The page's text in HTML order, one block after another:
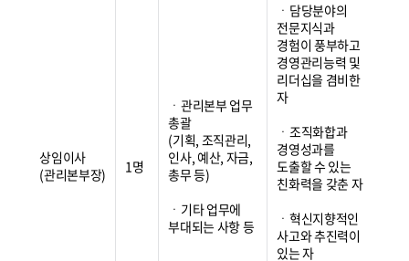
상임이사
(관리본부장)
1명
ㆍ관리본부 업무
총괄
(기획, 조직관리,
인사, 예산, 자금,
총무 등)
ㆍ기타 업무에
부대되는 사항 등
ㆍ담당분야의
전문지식과
경험이 풍부하고
경영관리능력 및
리더십을 겸비한
자
ㆍ조직화합과
경영성과를
도출할 수 있는
친화력을 갖춘 자
ㆍ혁신지향적인
사고와 추진력이
있는 자